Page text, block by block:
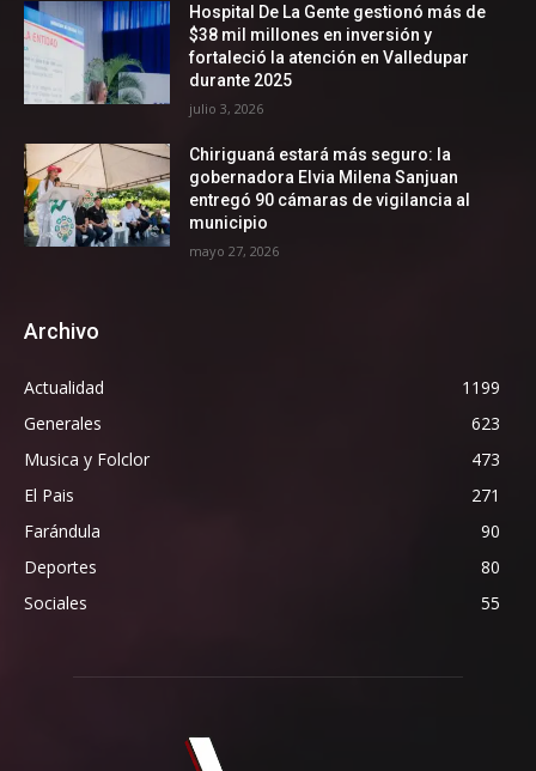
Hospital De La Gente gestionó más de
$38 mil millones en inversión y
fortaleció la atención en Valledupar
durante 2025
julio 3, 2026
Chiriguaná estará más seguro: la
gobernadora Elvia Milena Sanjuan
entregó 90 cámaras de vigilancia al
municipio
mayo 27, 2026
Archivo
Actualidad
1199
Generales
623
Musica y Folclor
473
El Pais
271
Farándula
90
Deportes
80
Sociales
55